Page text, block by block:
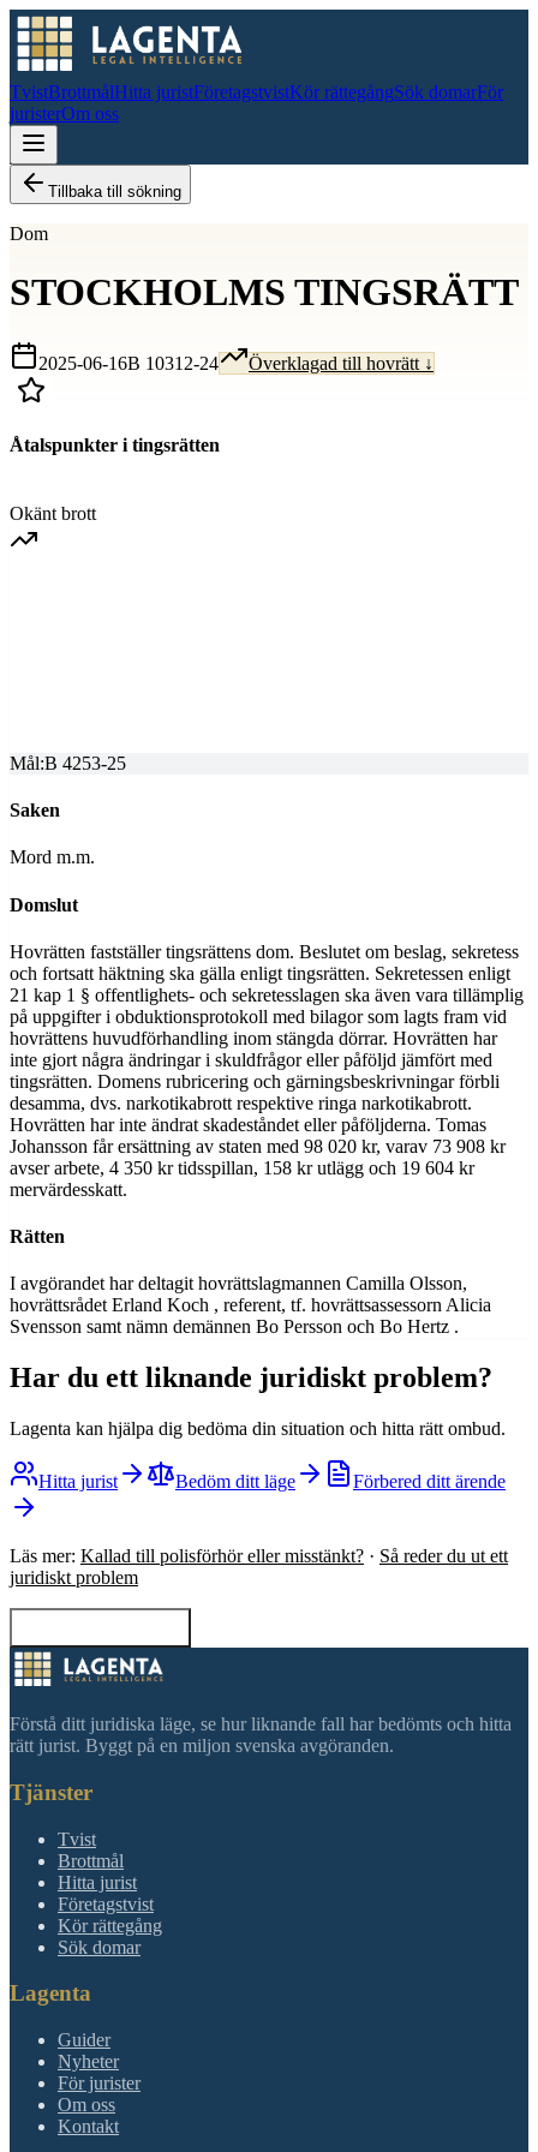
TvistBrottmålHitta juristFöretagstvistKör rättegångSök domarFör
juristerOm oss
Tillbaka till sökning
Dom
STOCKHOLMS TINGSRÄTT
2025-06-16B 10312-24 Överklagad till hovrätt ↓
Åtalspunkter i tingsrätten
Okänt brott
Mål:B 4253-25
Saken
Mord m.m.
Domslut
Hovrätten fastställer tingsrättens dom. Beslutet om beslag, sekretess
och fortsatt häktning ska gälla enligt tingsrätten. Sekretessen enligt
21 kap 1 § offentlighets- och sekretesslagen ska även vara tillämplig
på uppgifter i obduktionsprotokoll med bilagor som lagts fram vid
hovrättens huvudförhandling inom stängda dörrar. Hovrätten har
inte gjort några ändringar i skuldfrågor eller påföljd jämfört med
tingsrätten. Domens rubricering och gärningsbeskrivningar förbli
desamma, dvs. narkotikabrott respektive ringa narkotikabrott.
Hovrätten har inte ändrat skadeståndet eller påföljderna. Tomas
Johansson får ersättning av staten med 98 020 kr, varav 73 908 kr
avser arbete, 4 350 kr tidsspillan, 158 kr utlägg och 19 604 kr
mervärdesskatt.
Rätten
I avgörandet har deltagit hovrättslagmannen Camilla Olsson,
hovrättsrådet Erland Koch , referent, tf. hovrättsassessorn Alicia
Svensson samt nämn demännen Bo Persson och Bo Hertz .
Har du ett liknande juridiskt problem?
Lagenta kan hjälpa dig bedöma din situation och hitta rätt ombud.
Hitta jurist Bedöm ditt läge Förbered ditt ärende
Läs mer: Kallad till polisförhör eller misstänkt? · Så reder du ut ett
juridiskt problem
Förstå ditt juridiska läge, se hur liknande fall har bedömts och hitta
rätt jurist. Byggt på en miljon svenska avgöranden.
Tjänster
Tvist
Brottmål
Hitta jurist
Företagstvist
Kör rättegång
Sök domar
Lagenta
Guider
Nyheter
För jurister
Om oss
Kontakt